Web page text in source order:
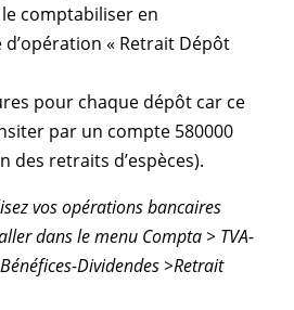
comptabiliser en
« Retrait Dépôt
pour chaque dépôt car ce
par un compte 580000
des retraits d’espèces).
vos opérations bancaires
dans le menu Compta > TVA-
Dividendes >Retrait